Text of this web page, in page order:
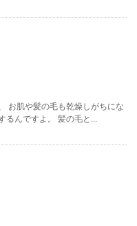
お肌や髪の毛も乾燥しがちにな
るんですよ。 髪の毛と...